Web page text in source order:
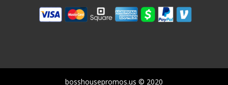
bosshousepromos.us © 2020